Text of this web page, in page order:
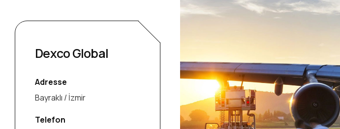
Dexco Global
Adresse
Bayraklı / İzmir
Telefon